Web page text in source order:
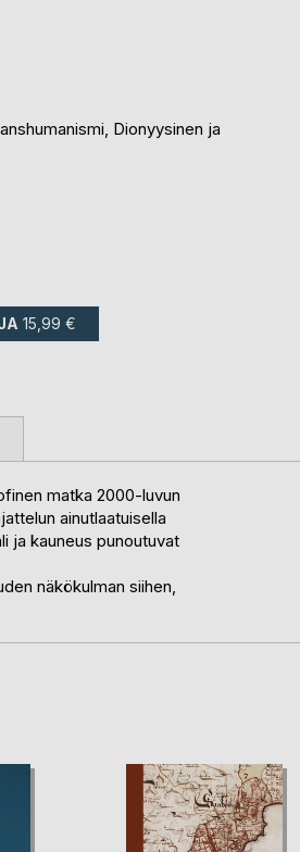
Dionyysinen ja
15,99 €
matka 2000-luvun
ainutlaatuisella
ja kauneus punoutuvat
näkökulman siihen,